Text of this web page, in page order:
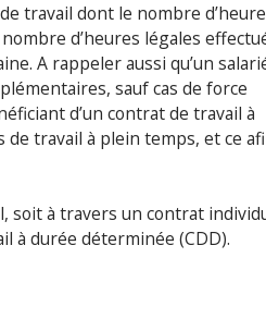
travail dont le nombre
d’heures légales
A rappeler aussi qu’un
sauf cas de force
d’un contrat de travail à
de travail à plein temps, et ce
soit à travers un contrat
à durée déterminée (CDD).